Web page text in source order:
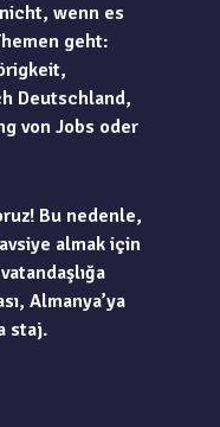
wenn es
geht:
Deutschland,
von Jobs oder
Bu nedenle,
almak için
Almanya’ya
staj.